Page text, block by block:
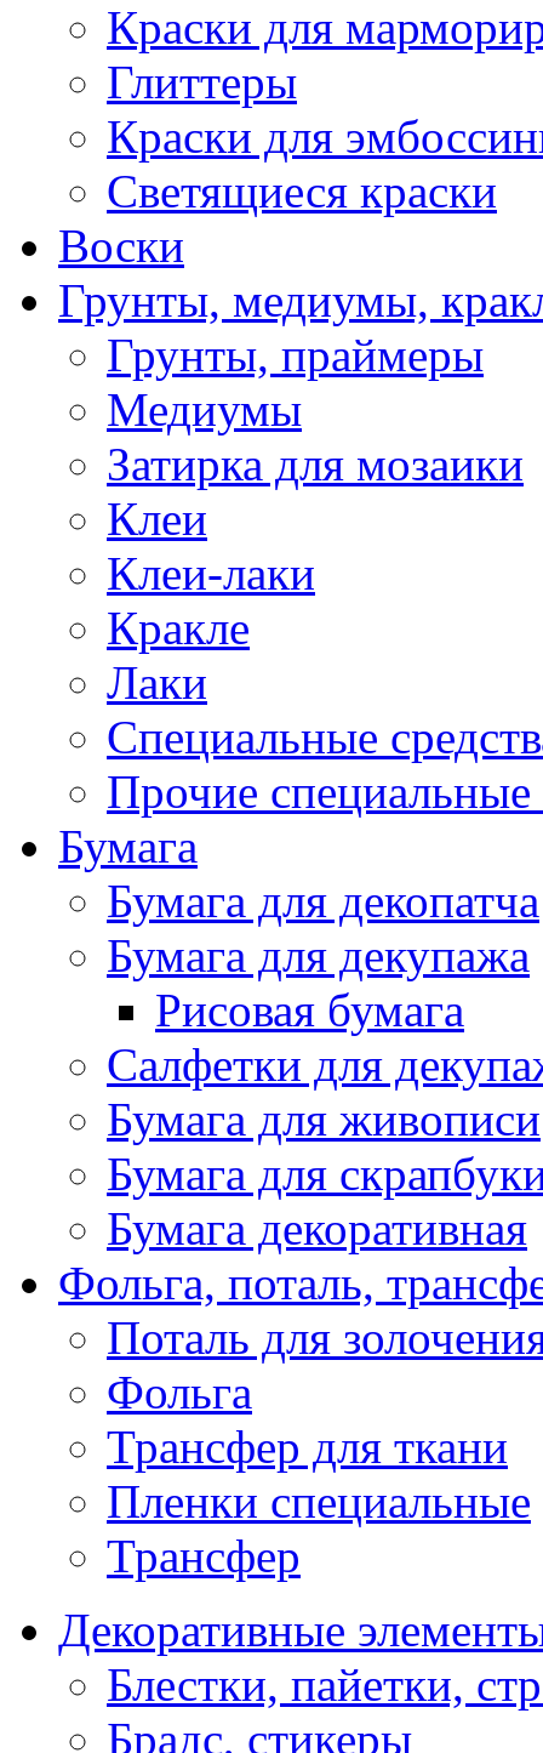
Краски для
Глиттеры
Краски для
Светящиеся краски
Воски
Грунты, медиумы,
Грунты, праймеры
Медиумы
Затирка для мозаики
Клеи
Клеи-лаки
Кракле
Лаки
Специальные
Прочие специальные
Бумага
Бумага для декопатча
Бумага для декупажа
Рисовая бумага
Салфетки для
Бумага для живописи
Бумага для
Бумага декоративная
Фольга, поталь,
Поталь для
Фольга
Трансфер для ткани
Пленки специальные
Трансфер
Декоративные
Блестки, пайетки,
Брадс, стикеры